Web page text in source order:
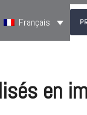
Français
en